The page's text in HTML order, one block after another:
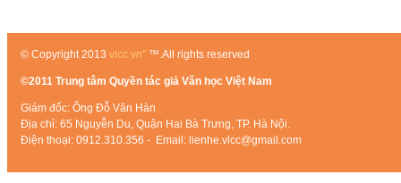
© Copyright 2013 vlcc.vn"™.All rights reserved
©2011 Trung tâm Quyền tác giả Văn học Việt Nam
Giám đốc: Ông Đỗ Văn Hàn
Địa chỉ: 65 Nguyễn Du, Quận Hai Bà Trưng, TP. Hà Nội.
Điện thoại: 0912.310.356 - Email: lienhe.vlcc@gmail.com